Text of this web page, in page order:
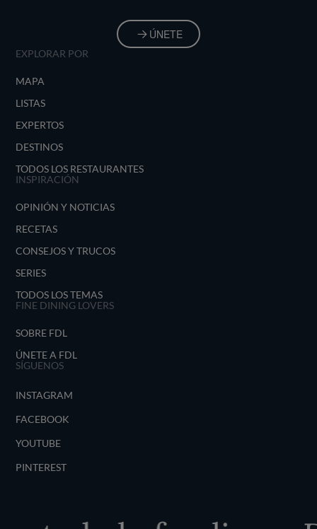
ÚNETE
EXPLORAR POR
MAPA
LISTAS
EXPERTOS
DESTINOS
TODOS LOS RESTAURANTES
INSPIRACIÓN
OPINIÓN Y NOTICIAS
RECETAS
CONSEJOS Y TRUCOS
SERIES
TODOS LOS TEMAS
FINE DINING LOVERS
SOBRE FDL
ÚNETE A FDL
SÍGUENOS
INSTAGRAM
FACEBOOK
YOUTUBE
PINTEREST